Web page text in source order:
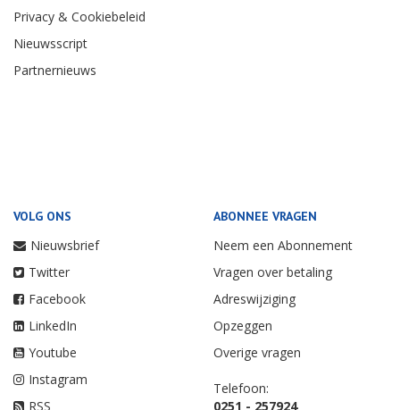
Privacy & Cookiebeleid
Nieuwsscript
Partnernieuws
VOLG ONS
Nieuwsbrief
Twitter
Facebook
LinkedIn
Youtube
Instagram
RSS
ABONNEE VRAGEN
Neem een Abonnement
Vragen over betaling
Adreswijziging
Opzeggen
Overige vragen
Telefoon:
0251 - 257924